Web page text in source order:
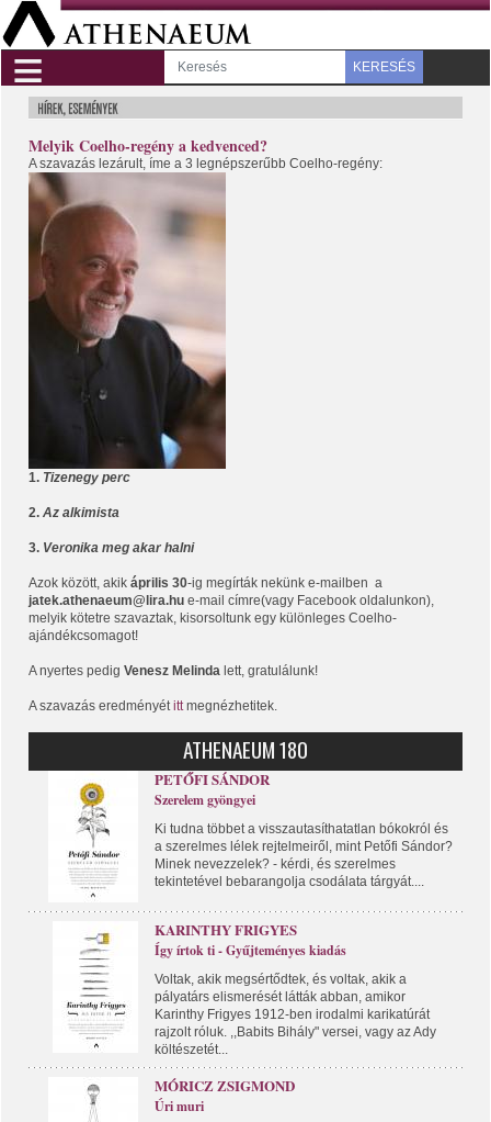
≡ KERESÉS
Melyik Coelho-regény a kedvenced?
A szavazás lezárult, íme a 3 legnépszerűbb Coelho-regény:
1. Tizenegy perc
2. Az alkimista
3. Veronika meg akar halni
Azok között, akik április 30-ig megírták nekünk e-mailben a
jatek.athenaeum@lira.hu e-mail címre(vagy Facebook oldalunkon),
melyik kötetre szavaztak, kisorsoltunk egy különleges Coelho-
ajándékcsomagot!
A nyertes pedig Venesz Melinda lett, gratulálunk!
A szavazás eredményét itt megnézhetitek.
ATHENAEUM 180
PETŐFI SÁNDOR
Szerelem gyöngyei
Ki tudna többet a visszautasíthatatlan bókokról és
a szerelmes lélek rejtelmeiről, mint Petőfi Sándor?
Minek nevezzelek? - kérdi, és szerelmes
tekintetével bebarangolja csodálata tárgyát....
KARINTHY FRIGYES
Így írtok ti - Gyűjteményes kiadás
Voltak, akik megsértődtek, és voltak, akik a
pályatárs elismerését látták abban, amikor
Karinthy Frigyes 1912-ben irodalmi karikatúrát
rajzolt róluk. ,,Babits Bihály" versei, vagy az Ady
költészetét...
MÓRICZ ZSIGMOND
Úri muri